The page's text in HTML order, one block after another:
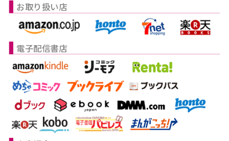
スフレコミックス
ロイヤルキス＆チュールキス
ピュールコミックス
フェアリーキス
Miacomics
BLノベル
TLノベル
少女コミック
ライトノベル
全作品ジャンル一覧へ
作品一覧
会社情報一覧
採用情報
募集情報
お取り扱い店
電子配信書店